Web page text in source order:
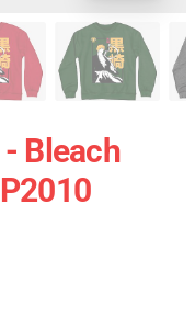
Bleach